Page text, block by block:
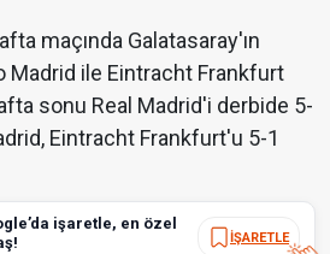
maçında Galatasaray'ın
Madrid ile Eintracht Frankfurt
sonu Real Madrid'i derbide 5-
Eintracht Frankfurt'u 5-1
işaretle, en özel
İŞARETLE